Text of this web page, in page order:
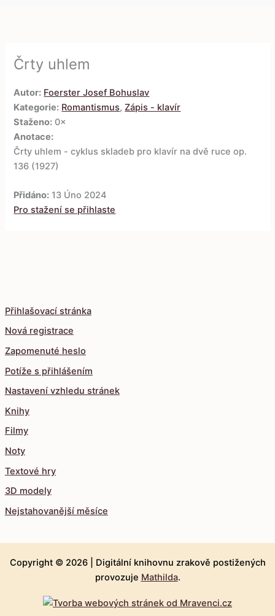
Přihlašovací stránka
Nová registrace
Zapomenuté heslo
Potíže s přihlášením
Nastavení vzhledu stránek
Knihy
Filmy
Noty
Textové hry
3D modely
Nejstahovanější měsíce
Črty uhlem
Autor: Foerster Josef Bohuslav
Kategorie: Romantismus,Zápis - klavír
Staženo: 0×
Anotace:
Črty uhlem - cyklus skladeb pro klavír na dvě ruce op.
136 (1927)
Přidáno: 13 Úno 2024
Pro stažení se přihlaste
Copyright © 2026 | Digitální knihovnu zrakově postižených
provozuje Mathilda.